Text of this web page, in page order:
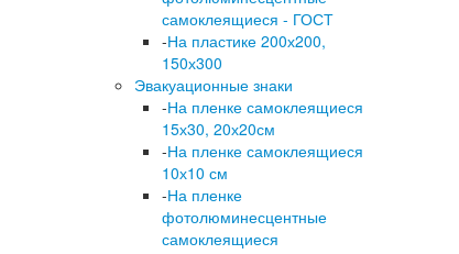
самоклеящиеся - ГОСТ
-На пластике 200х200,
150х300
Эвакуационные знаки
-На пленке самоклеящиеся
15х30, 20х20см
-На пленке самоклеящиеся
10х10 см
-На пленке
фотолюминесцентные
самоклеящиеся